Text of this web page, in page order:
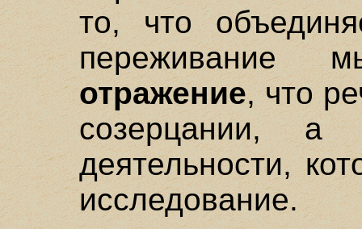
то, что
переживание
отражение, что
созерцании,
деятельности,
исследование.